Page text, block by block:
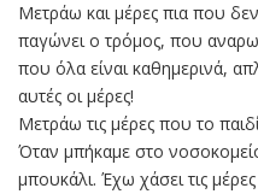
Μετράω και μέρες πια που
παγώνει ο τρόμος, που
που όλα είναι καθημερινά,
αυτές οι μέρες!
Μετράω τις μέρες που το
Όταν μπήκαμε στο
μπουκάλι. Έχω χάσει τις